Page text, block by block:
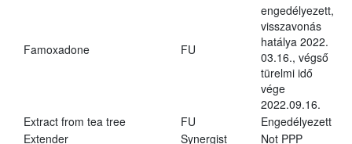
Famoxadone FU
engedélyezett,
visszavonás
hatálya 2022.
03.16., végső
türelmi idő
vége
2022.09.16.
Extract from tea tree
FU
Engedélyezett
Extender
Synergist
Not PPP